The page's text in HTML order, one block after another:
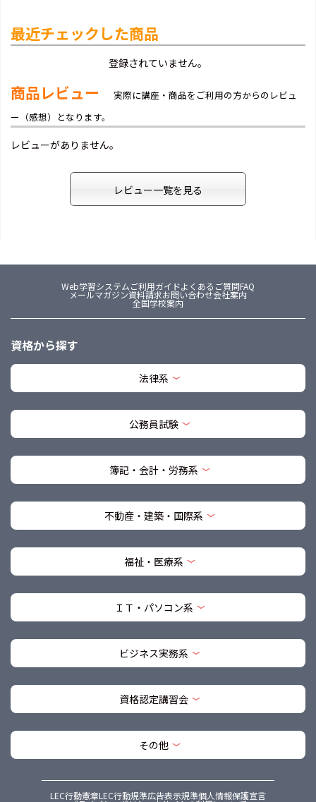
最近チェックした商品
登録されていません。
商品レビュー
実際に講座・商品をご利用の方からのレビュ
ー（感想）となります。
レビューがありません。
レビュー一覧を見る
Web学習システムご利用ガイドよくあるご質問FAQ
メールマガジン資料請求お問い合わせ会社案内
全国学校案内
資格から探す
法律系
公務員試験
簿記・会計・労務系
不動産・建築・国際系
福祉・医療系
ＩＴ・パソコン系
ビジネス実務系
資格認定講習会
その他
LEC行動憲章LEC行動規準広告表示規準個人情報保護宣言